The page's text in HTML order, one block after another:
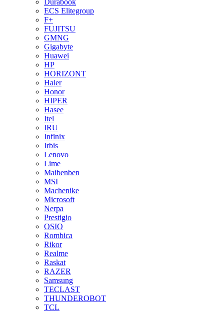
Durabook
ECS Elitegroup
F+
FUJITSU
GMNG
Gigabyte
Huawei
HP
HORIZONT
Haier
Honor
HIPER
Hasee
Itel
IRU
Infinix
Irbis
Lenovo
Lime
Maibenben
MSI
Machenike
Microsoft
Nerpa
Prestigio
OSIO
Rombica
Rikor
Realme
Raskat
RAZER
Samsung
TECLAST
THUNDEROBOT
TCL